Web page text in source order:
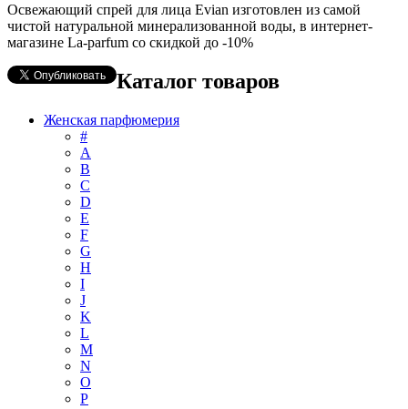
Освежающий спрей для лица Evian изготовлен из самой
чистой натуральной минерализованной воды, в интернет-
магазине La-parfum со скидкой до -10%
Каталог товаров
Женская парфюмерия
#
А
B
C
D
E
F
G
H
I
J
K
L
M
N
O
P